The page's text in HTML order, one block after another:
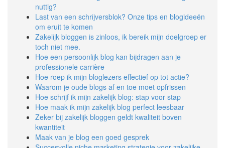
nuttig?
Last van een schrijversblok? Onze tips en blogideeën
om eruit te komen
Zakelijk bloggen is zinloos, ik bereik mijn doelgroep er
toch niet mee.
Hoe een persoonlijk blog kan bijdragen aan je
professionele carrière
Hoe roep ik mijn bloglezers effectief op tot actie?
Waarom je oude blogs af en toe moet opfrissen
Hoe schrijf ik mijn zakelijk blog: stap voor stap
Hoe maak ik mijn zakelijk blog perfect leesbaar
Zeker bij zakelijk bloggen geldt kwaliteit boven
kwantiteit
Maak van je blog een goed gesprek